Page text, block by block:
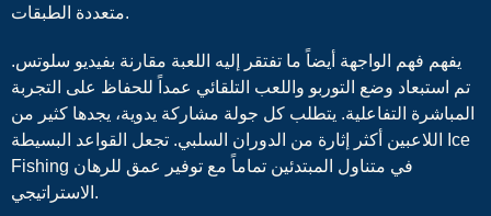
متعددة الطبقات.
يفهم فهم الواجهة أيضاً ما تفتقر إليه اللعبة مقارنة بفيديو سلوتس.
تم استبعاد وضع التوربو واللعب التلقائي عمداً للحفاظ على التجربة
المباشرة التفاعلية. يتطلب كل جولة مشاركة يدوية، يجدها كثير من
اللاعبين أكثر إثارة من الدوران السلبي. تجعل القواعد البسيطة Ice
Fishing في متناول المبتدئين تماماً مع توفير عمق للرهان
الاستراتيجي.